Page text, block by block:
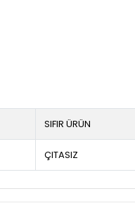
SIFIR ÜRÜN
ÇITASIZ